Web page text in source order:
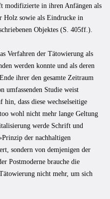
modifizierte in ihren Anfängen als
Holz sowie als Eindrucke in
Objektes (S. 405ff.).
Verfahren der Tätowierung als
werden konnte und als deren
ihrer den gesamte Zeitraum
umfassenden Studie weist
hin, dass diese wechselseitige
wohl nicht mehr lange Geltung
werde Schrift und
der nachhaltigen
sondern von demjenigen der
Postmoderne brauche die
nicht mehr, um sich